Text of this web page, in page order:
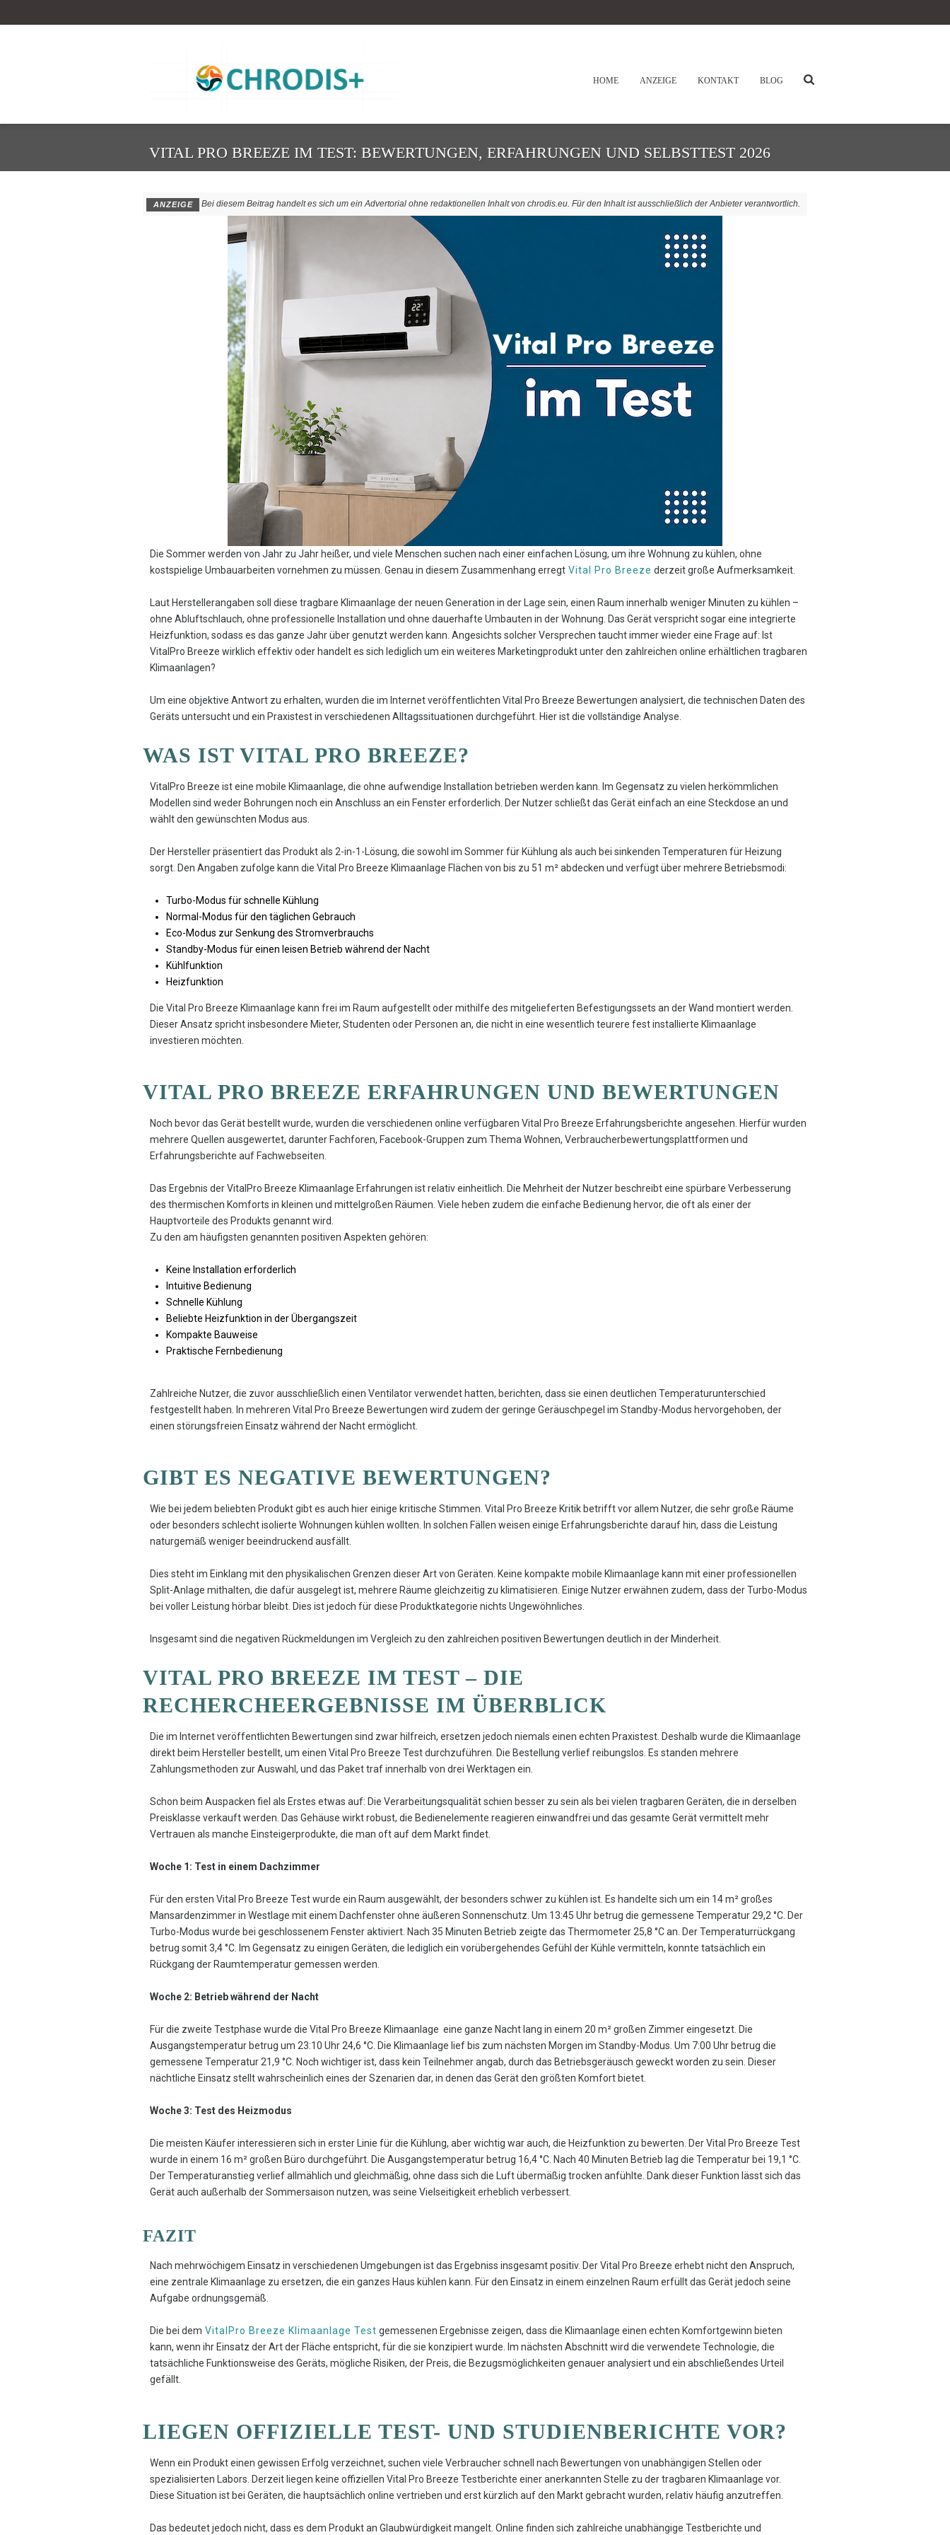
HOME ANZEIGE KONTAKT BLOG
VITAL PRO BREEZE IM TEST: BEWERTUNGEN, ERFAHRUNGEN UND SELBSTTEST 2026
ANZEIGE Bei diesem Beitrag handelt es sich um ein Advertorial ohne redaktionellen Inhalt von chrodis.eu. Für den Inhalt ist ausschließlich der Anbieter verantwortlich.
Die Sommer werden von Jahr zu Jahr heißer, und viele Menschen suchen nach einer einfachen Lösung, um ihre Wohnung zu kühlen, ohne
kostspielige Umbauarbeiten vornehmen zu müssen. Genau in diesem Zusammenhang erregt Vital Pro Breeze derzeit große Aufmerksamkeit.
Laut Herstellerangaben soll diese tragbare Klimaanlage der neuen Generation in der Lage sein, einen Raum innerhalb weniger Minuten zu kühlen –
ohne Abluftschlauch, ohne professionelle Installation und ohne dauerhafte Umbauten in der Wohnung. Das Gerät verspricht sogar eine integrierte
Heizfunktion, sodass es das ganze Jahr über genutzt werden kann. Angesichts solcher Versprechen taucht immer wieder eine Frage auf: Ist
VitalPro Breeze wirklich effektiv oder handelt es sich lediglich um ein weiteres Marketingprodukt unter den zahlreichen online erhältlichen tragbaren
Klimaanlagen?
Um eine objektive Antwort zu erhalten, wurden die im Internet veröffentlichten Vital Pro Breeze Bewertungen analysiert, die technischen Daten des
Geräts untersucht und ein Praxistest in verschiedenen Alltagssituationen durchgeführt. Hier ist die vollständige Analyse.
WAS IST VITAL PRO BREEZE?
VitalPro Breeze ist eine mobile Klimaanlage, die ohne aufwendige Installation betrieben werden kann. Im Gegensatz zu vielen herkömmlichen
Modellen sind weder Bohrungen noch ein Anschluss an ein Fenster erforderlich. Der Nutzer schließt das Gerät einfach an eine Steckdose an und
wählt den gewünschten Modus aus.
Der Hersteller präsentiert das Produkt als 2-in-1-Lösung, die sowohl im Sommer für Kühlung als auch bei sinkenden Temperaturen für Heizung
sorgt. Den Angaben zufolge kann die Vital Pro Breeze Klimaanlage Flächen von bis zu 51 m² abdecken und verfügt über mehrere Betriebsmodi:
Turbo-Modus für schnelle Kühlung
Normal-Modus für den täglichen Gebrauch
Eco-Modus zur Senkung des Stromverbrauchs
Standby-Modus für einen leisen Betrieb während der Nacht
Kühlfunktion
Heizfunktion
Die Vital Pro Breeze Klimaanlage kann frei im Raum aufgestellt oder mithilfe des mitgelieferten Befestigungssets an der Wand montiert werden.
Dieser Ansatz spricht insbesondere Mieter, Studenten oder Personen an, die nicht in eine wesentlich teurere fest installierte Klimaanlage
investieren möchten.
VITAL PRO BREEZE ERFAHRUNGEN UND BEWERTUNGEN
Noch bevor das Gerät bestellt wurde, wurden die verschiedenen online verfügbaren Vital Pro Breeze Erfahrungsberichte angesehen. Hierfür wurden
mehrere Quellen ausgewertet, darunter Fachforen, Facebook-Gruppen zum Thema Wohnen, Verbraucherbewertungsplattformen und
Erfahrungsberichte auf Fachwebseiten.
Das Ergebnis der VitalPro Breeze Klimaanlage Erfahrungen ist relativ einheitlich. Die Mehrheit der Nutzer beschreibt eine spürbare Verbesserung
des thermischen Komforts in kleinen und mittelgroßen Räumen. Viele heben zudem die einfache Bedienung hervor, die oft als einer der
Hauptvorteile des Produkts genannt wird.
Zu den am häufigsten genannten positiven Aspekten gehören:
Keine Installation erforderlich
Intuitive Bedienung
Schnelle Kühlung
Beliebte Heizfunktion in der Übergangszeit
Kompakte Bauweise
Praktische Fernbedienung
Zahlreiche Nutzer, die zuvor ausschließlich einen Ventilator verwendet hatten, berichten, dass sie einen deutlichen Temperaturunterschied
festgestellt haben. In mehreren Vital Pro Breeze Bewertungen wird zudem der geringe Geräuschpegel im Standby-Modus hervorgehoben, der
einen störungsfreien Einsatz während der Nacht ermöglicht.
GIBT ES NEGATIVE BEWERTUNGEN?
Wie bei jedem beliebten Produkt gibt es auch hier einige kritische Stimmen. Vital Pro Breeze Kritik betrifft vor allem Nutzer, die sehr große Räume
oder besonders schlecht isolierte Wohnungen kühlen wollten. In solchen Fällen weisen einige Erfahrungsberichte darauf hin, dass die Leistung
naturgemäß weniger beeindruckend ausfällt.
Dies steht im Einklang mit den physikalischen Grenzen dieser Art von Geräten. Keine kompakte mobile Klimaanlage kann mit einer professionellen
Split-Anlage mithalten, die dafür ausgelegt ist, mehrere Räume gleichzeitig zu klimatisieren. Einige Nutzer erwähnen zudem, dass der Turbo-Modus
bei voller Leistung hörbar bleibt. Dies ist jedoch für diese Produktkategorie nichts Ungewöhnliches.
Insgesamt sind die negativen Rückmeldungen im Vergleich zu den zahlreichen positiven Bewertungen deutlich in der Minderheit.
VITAL PRO BREEZE IM TEST – DIE
RECHERCHEERGEBNISSE IM ÜBERBLICK
Die im Internet veröffentlichten Bewertungen sind zwar hilfreich, ersetzen jedoch niemals einen echten Praxistest. Deshalb wurde die Klimaanlage
direkt beim Hersteller bestellt, um einen Vital Pro Breeze Test durchzuführen. Die Bestellung verlief reibungslos. Es standen mehrere
Zahlungsmethoden zur Auswahl, und das Paket traf innerhalb von drei Werktagen ein.
Schon beim Auspacken fiel als Erstes etwas auf: Die Verarbeitungsqualität schien besser zu sein als bei vielen tragbaren Geräten, die in derselben
Preisklasse verkauft werden. Das Gehäuse wirkt robust, die Bedienelemente reagieren einwandfrei und das gesamte Gerät vermittelt mehr
Vertrauen als manche Einsteigerprodukte, die man oft auf dem Markt findet.
Woche 1: Test in einem Dachzimmer
Für den ersten Vital Pro Breeze Test wurde ein Raum ausgewählt, der besonders schwer zu kühlen ist. Es handelte sich um ein 14 m² großes
Mansardenzimmer in Westlage mit einem Dachfenster ohne äußeren Sonnenschutz. Um 13:45 Uhr betrug die gemessene Temperatur 29,2 °C. Der
Turbo-Modus wurde bei geschlossenem Fenster aktiviert. Nach 35 Minuten Betrieb zeigte das Thermometer 25,8 °C an. Der Temperaturrückgang
betrug somit 3,4 °C. Im Gegensatz zu einigen Geräten, die lediglich ein vorübergehendes Gefühl der Kühle vermitteln, konnte tatsächlich ein
Rückgang der Raumtemperatur gemessen werden.
Woche 2: Betrieb während der Nacht
Für die zweite Testphase wurde die Vital Pro Breeze Klimaanlage eine ganze Nacht lang in einem 20 m² großen Zimmer eingesetzt. Die
Ausgangstemperatur betrug um 23:10 Uhr 24,6 °C. Die Klimaanlage lief bis zum nächsten Morgen im Standby-Modus. Um 7:00 Uhr betrug die
gemessene Temperatur 21,9 °C. Noch wichtiger ist, dass kein Teilnehmer angab, durch das Betriebsgeräusch geweckt worden zu sein. Dieser
nächtliche Einsatz stellt wahrscheinlich eines der Szenarien dar, in denen das Gerät den größten Komfort bietet.
Woche 3: Test des Heizmodus
Die meisten Käufer interessieren sich in erster Linie für die Kühlung, aber wichtig war auch, die Heizfunktion zu bewerten. Der Vital Pro Breeze Test
wurde in einem 16 m² großen Büro durchgeführt. Die Ausgangstemperatur betrug 16,4 °C. Nach 40 Minuten Betrieb lag die Temperatur bei 19,1 °C.
Der Temperaturanstieg verlief allmählich und gleichmäßig, ohne dass sich die Luft übermäßig trocken anfühlte. Dank dieser Funktion lässt sich das
Gerät auch außerhalb der Sommersaison nutzen, was seine Vielseitigkeit erheblich verbessert.
FAZIT
Nach mehrwöchigem Einsatz in verschiedenen Umgebungen ist das Ergebniss insgesamt positiv. Der Vital Pro Breeze erhebt nicht den Anspruch,
eine zentrale Klimaanlage zu ersetzen, die ein ganzes Haus kühlen kann. Für den Einsatz in einem einzelnen Raum erfüllt das Gerät jedoch seine
Aufgabe ordnungsgemäß.
Die bei dem VitalPro Breeze Klimaanlage Test gemessenen Ergebnisse zeigen, dass die Klimaanlage einen echten Komfortgewinn bieten
kann, wenn ihr Einsatz der Art der Fläche entspricht, für die sie konzipiert wurde. Im nächsten Abschnitt wird die verwendete Technologie, die
tatsächliche Funktionsweise des Geräts, mögliche Risiken, der Preis, die Bezugsmöglichkeiten genauer analysiert und ein abschließendes Urteil
gefällt.
LIEGEN OFFIZIELLE TEST- UND STUDIENBERICHTE VOR?
Wenn ein Produkt einen gewissen Erfolg verzeichnet, suchen viele Verbraucher schnell nach Bewertungen von unabhängigen Stellen oder
spezialisierten Labors. Derzeit liegen keine offiziellen Vital Pro Breeze Testberichte einer anerkannten Stelle zu der tragbaren Klimaanlage vor.
Diese Situation ist bei Geräten, die hauptsächlich online vertrieben und erst kürzlich auf den Markt gebracht wurden, relativ häufig anzutreffen.
Das bedeutet jedoch nicht, dass es dem Produkt an Glaubwürdigkeit mangelt. Online finden sich zahlreiche unabhängige Testberichte und